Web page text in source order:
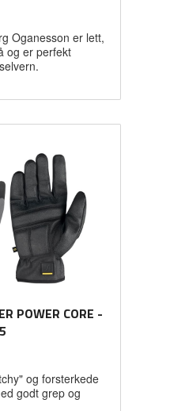
Oganesson er lett,
og er perfekt
POWER CORE -
og forsterkede
godt grep og